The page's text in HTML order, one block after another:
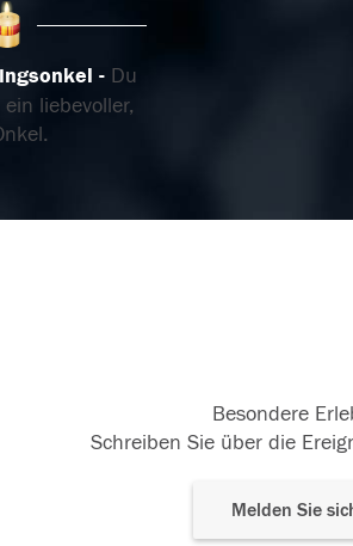
Du
liebevoller,
Besondere
Schreiben Sie über die
Melden Sie